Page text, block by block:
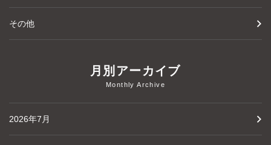
その他
月別アーカイブ
Monthly Archive
2026年7月